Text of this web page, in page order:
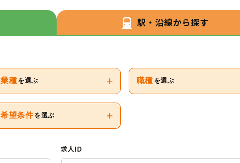
駅・沿線から探す
業種 を選ぶ + 職種 を選ぶ
希望条件 を選ぶ +
求人ID